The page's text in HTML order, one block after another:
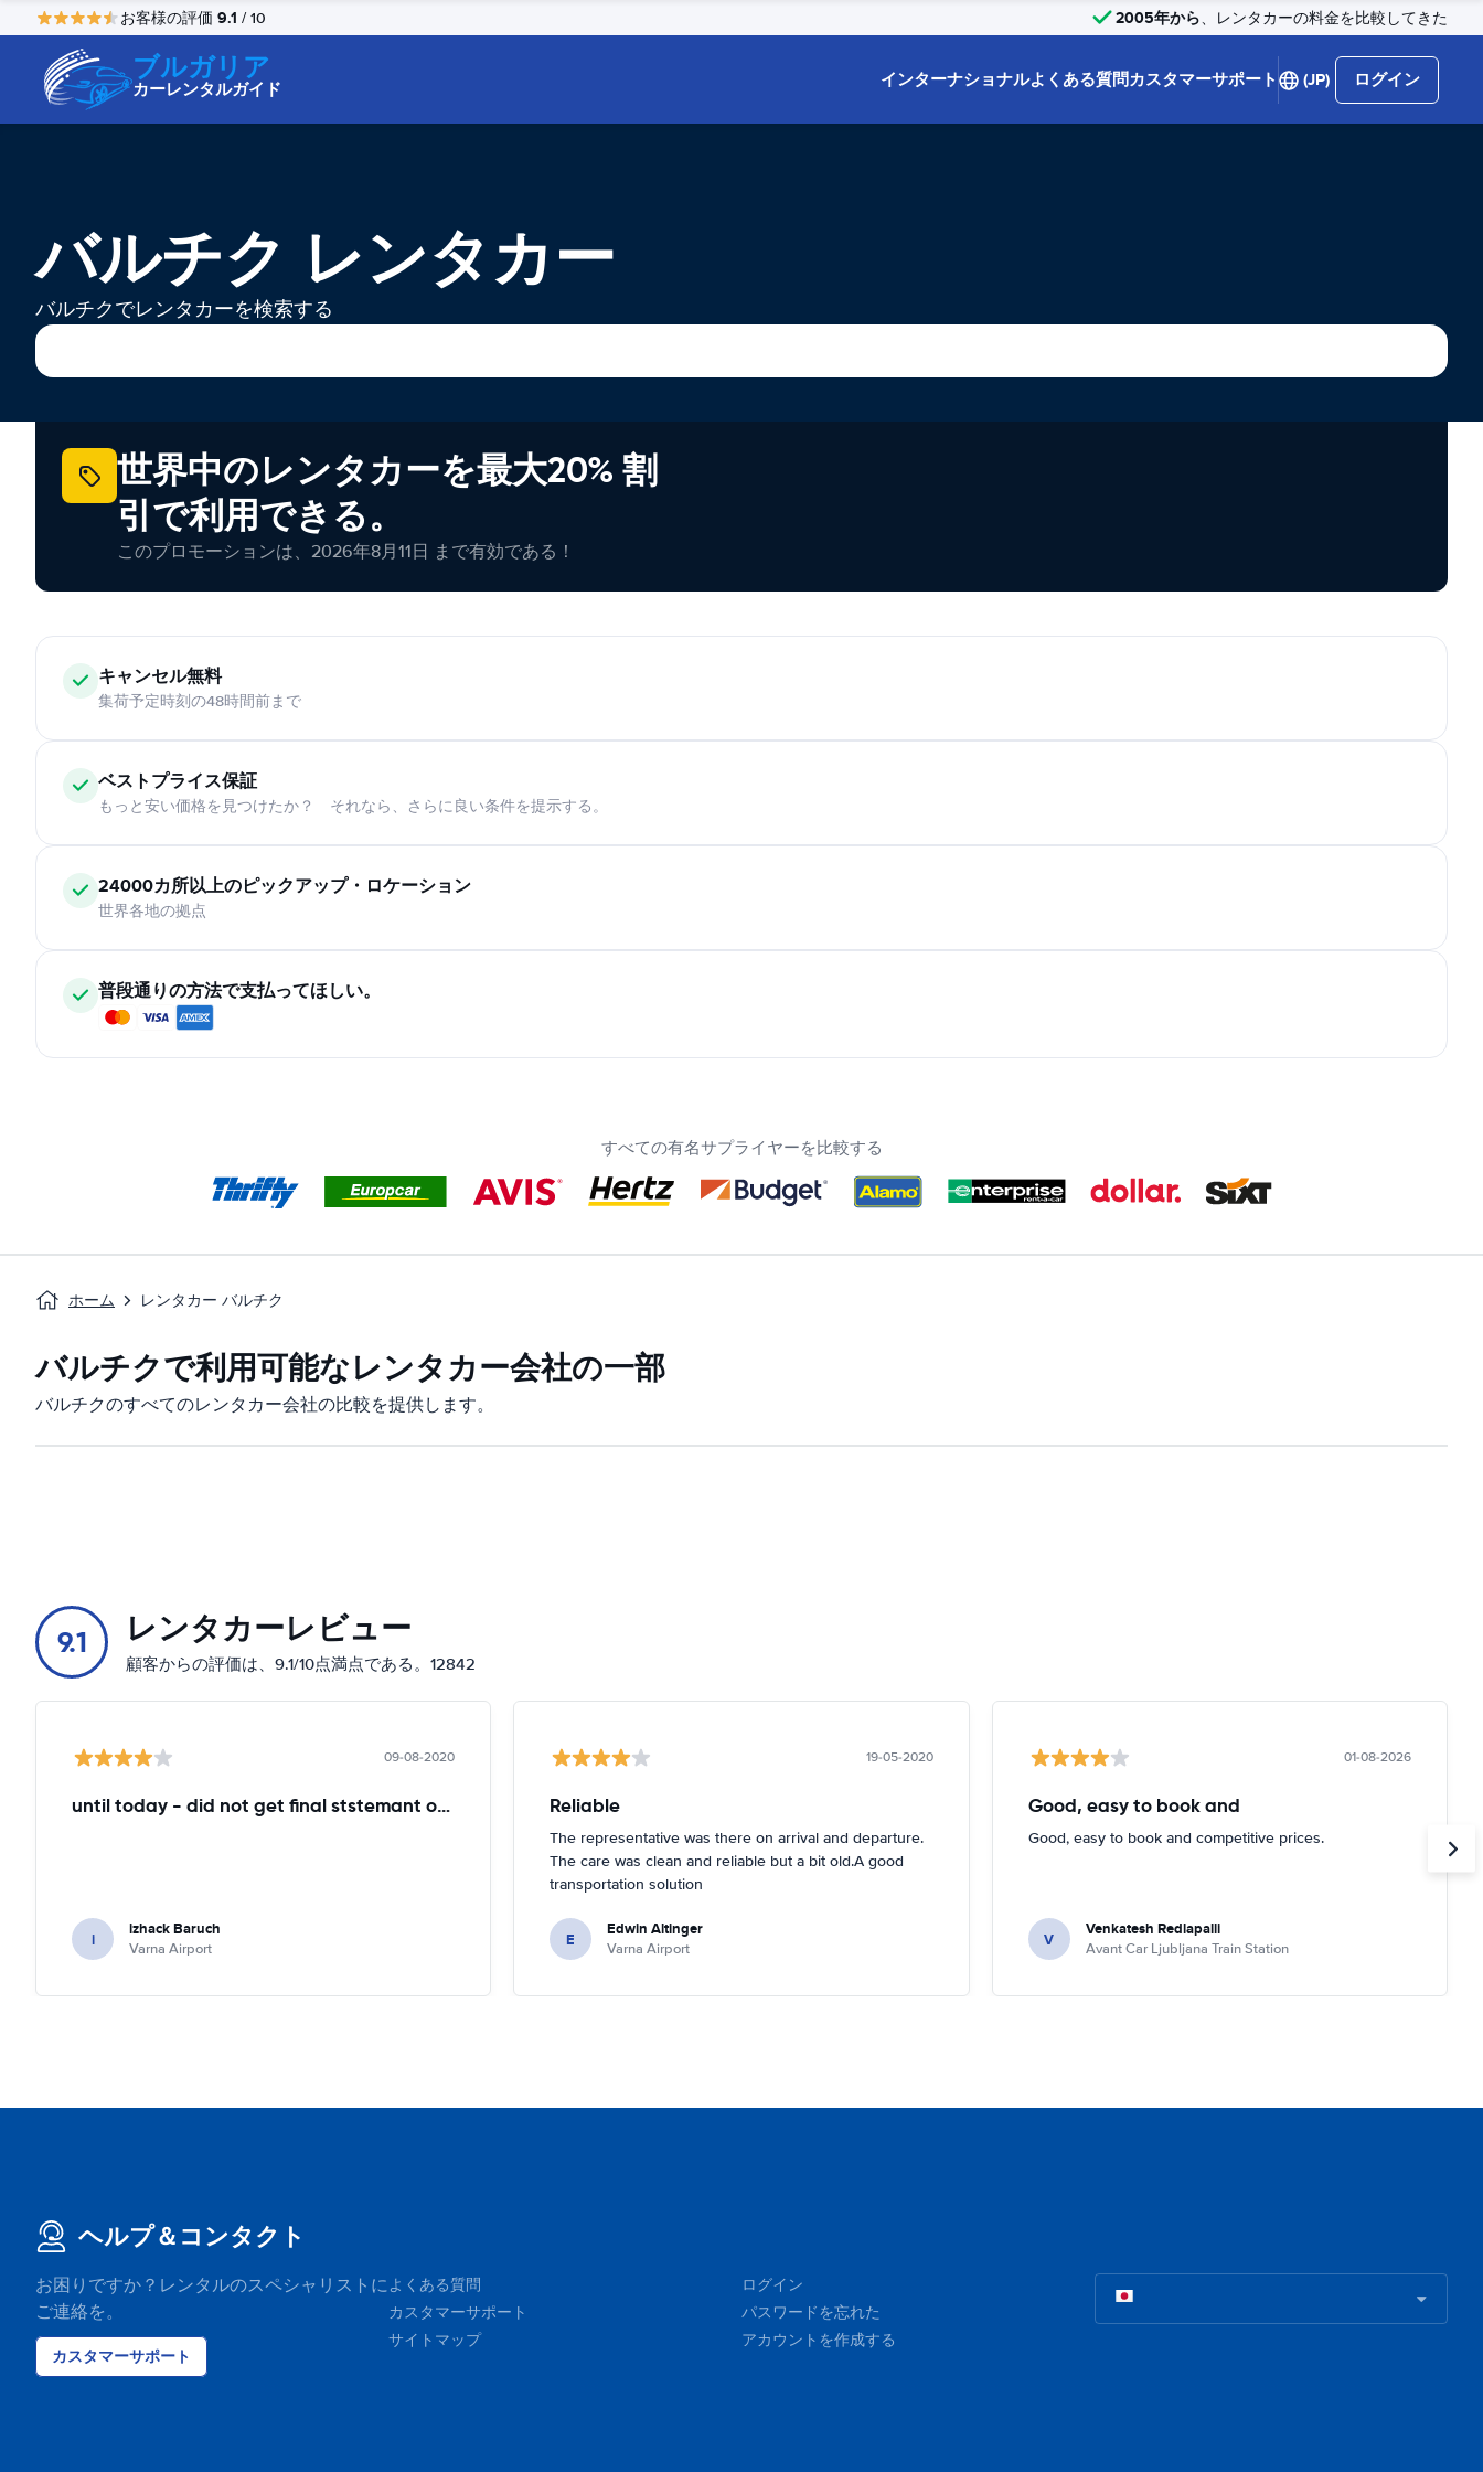
お客様の評価 9.1 / 10 2005年から、レンタカーの料金を比較してきた
ブルガリア
カーレンタルガイド インターナショナルよくある質問カスタマーサポート (JP) ログイン
バルチク レンタカー
バルチクでレンタカーを検索する
世界中のレンタカーを最大20% 割
引で利用できる。
このプロモーションは、2026年8月11日 まで有効である！
キャンセル無料
集荷予定時刻の48時間前まで
ベストプライス保証
もっと安い価格を見つけたか？ それなら、さらに良い条件を提示する。
24000カ所以上のピックアップ・ロケーション
世界各地の拠点
普段通りの方法で支払ってほしい。
すべての有名サプライヤーを比較する
ホーム レンタカー バルチク
バルチクで利用可能なレンタカー会社の一部
バルチクのすべてのレンタカー会社の比較を提供します。
9.1 レンタカーレビュー
顧客からの評価は、9.1/10点満点である。12842
09-08-2020
until today - did not get final ststemant of the rent !!
i izhack Baruch
Varna Airport
19-05-2020
Reliable
The representative was there on arrival and departure.
The care was clean and reliable but a bit old.A good
transportation solution
E Edwin Altinger
Varna Airport
01-08-2026
Good, easy to book and
Good, easy to book and competitive prices.
V Venkatesh Redlapalli
Avant Car Ljubljana Train Station
ヘルプ＆コンタクト
お困りですか？レンタルのスペシャリストに
ご連絡を。
カスタマーサポート
よくある質問
カスタマーサポート
サイトマップ
ログイン
パスワードを忘れた
アカウントを作成する